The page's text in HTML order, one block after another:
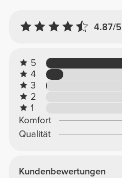
4.87/5
5
4
3
2
1
Komfort
Qualität
Kundenbewertungen